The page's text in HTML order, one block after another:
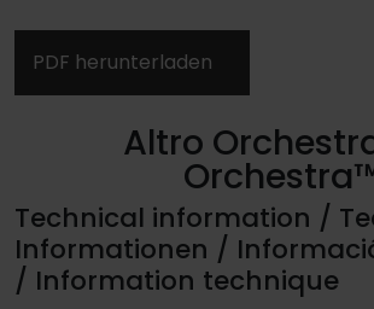
PDF herunterladen
Altro
Technical information /
Informationen /
/ Information technique